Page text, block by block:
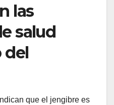
las
salud
del
que el jengibre es